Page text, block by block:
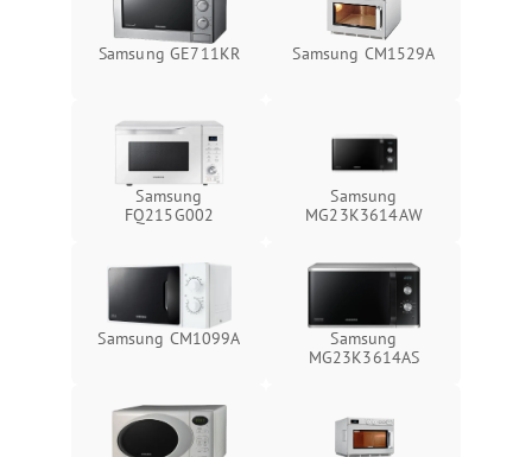
Samsung GE711KR Samsung CM1529A
Samsung
FQ215G002
Samsung
MG23K3614AW
Samsung CM1099A
Samsung
MG23K3614AS